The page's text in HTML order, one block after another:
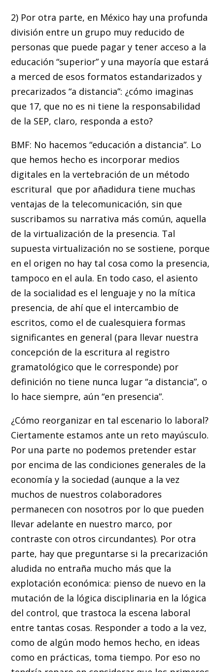
2) Por otra parte, en México hay una profunda
división entre un grupo muy reducido de
personas que puede pagar y tener acceso a la
educación “superior” y una mayoría que estará
a merced de esos formatos estandarizados y
precarizados “a distancia”: ¿cómo imaginas
que 17, que no es ni tiene la responsabilidad
de la SEP, claro, responda a esto?
BMF: No hacemos “educación a distancia”. Lo
que hemos hecho es incorporar medios
digitales en la vertebración de un método
escritural que por añadidura tiene muchas
ventajas de la telecomunicación, sin que
suscribamos su narrativa más común, aquella
de la virtualización de la presencia. Tal
supuesta virtualización no se sostiene, porque
en el origen no hay tal cosa como la presencia,
tampoco en el aula. En todo caso, el asiento
de la socialidad es el lenguaje y no la mítica
presencia, de ahí que el intercambio de
escritos, como el de cualesquiera formas
significantes en general (para llevar nuestra
concepción de la escritura al registro
gramatológico que le corresponde) por
definición no tiene nunca lugar “a distancia”, o
lo hace siempre, aún “en presencia”.
¿Cómo reorganizar en tal escenario lo laboral?
Ciertamente estamos ante un reto mayúsculo.
Por una parte no podemos pretender estar
por encima de las condiciones generales de la
economía y la sociedad (aunque a la vez
muchos de nuestros colaboradores
permanecen con nosotros por lo que pueden
llevar adelante en nuestro marco, por
contraste con otros circundantes). Por otra
parte, hay que preguntarse si la precarización
aludida no entraña mucho más que la
explotación económica: pienso de nuevo en la
mutación de la lógica disciplinaria en la lógica
del control, que trastoca la escena laboral
entre tantas cosas. Responder a todo a la vez,
como de algún modo hemos hecho, en ideas
como en prácticas, toma tiempo. Por eso no